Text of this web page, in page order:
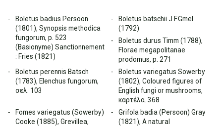
Boletus badius Persoon
(1801), Synopsis methodica
fungorum, p. 523
(Basionyme) Sanctionnement
: Fries (1821)
Boletus batschii J.F.Gmel.
(1792)
Boletus durus Timm (1788),
Florae megapolitanae
prodomus, p. 271
Boletus perennis Batsch
(1783), Elenchus fungorum,
σελ. 103
Boletus variegatus Sowerby
(1802), Coloured figures of
English fungi or mushrooms,
καρτέλα. 368
Fomes variegatus (Sowerby)
Cooke (1885), Grevillea,
Grifola badia (Persoon) Gray
(1821), A natural